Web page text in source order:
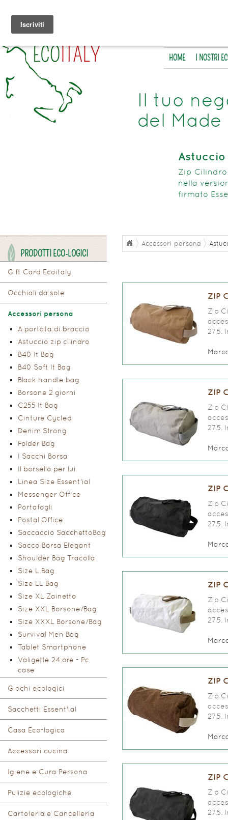
HOME I NOSTRI
Il tuo
del
Zip
nella
firmato
PRODOTTI ECO-LOGICI
Gift Card Ecoitaly
Occhiali da sole
Accessori persona
A portata di braccio
Astuccio zip cilindro
B40 It Bag
B40 Soft It Bag
Black handle bag
Borsone 2 giorni
C255 It Bag
Cinture Cycled
Denim Strong
Folder Bag
I Sacchi Borsa
Il borsello per lui
Linea Size Essent'ial
Messenger Office
Portafogli
Postal Office
Saccaccio SacchettoBag
Sacco Borsa Elegant
Shoulder Bag Tracolla
Size L Bag
Size LL Bag
Size XL Zainetto
Size XXL Borsone/Bag
Size XXXL Borsone/Bag
Survival Men Bag
Tablet Smartphone
Valigette 24 ore - Pc
case
Giochi ecologici
Sacchetti Essent'ial
Casa Eco-logica
Accessori cucina
Igiene e Cura Persona
Pulizie ecologiche
Cartoleria e Cancelleria
Accessori persona
ZIP
Zip
27,5.
ZIP
Zip
27,5.
ZIP
Zip
27,5.
ZIP
Zip
27,5.
ZIP
Zip
27,5.
ZIP
Zip
27,5.